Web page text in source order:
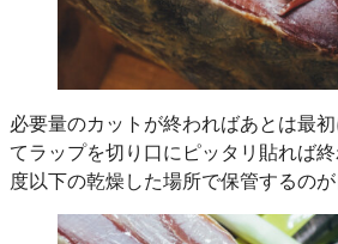
必要量のカットが終わればあとは最
てラップを切り口にピッタリ貼れば
度以下の乾燥した場所で保管するの